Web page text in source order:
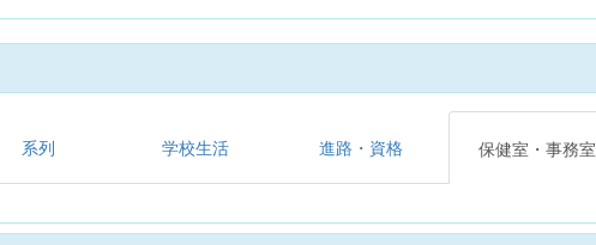
系列 学校生活 進路・資格 保健室・事務室